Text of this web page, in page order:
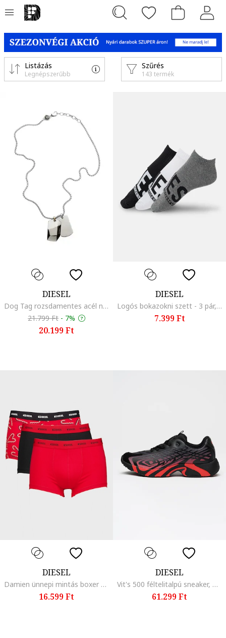
Szűrés
143 termék
Listázás
Legnépszerűbb
DIESEL
Dog Tag rozsdamentes acél nyaklánc dekoratív részletekkel
21.799 Ft - 7%
20.199 Ft
DIESEL
Logós bokazokni szett - 3 pár, Fehér/Fekete/Szürke
7.399 Ft
DIESEL
Damien ünnepi mintás boxer szett - 3 db, Piros/Koptatott fekete/Krémszín
16.599 Ft
DIESEL
Vit's 500 féltelitalpú sneaker, Piros/Fekete
61.299 Ft